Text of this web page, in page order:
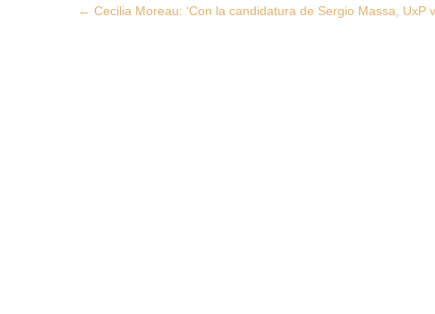
Post
← Cecilia Moreau: ‘Con la candidatura de Sergio Massa, UxP